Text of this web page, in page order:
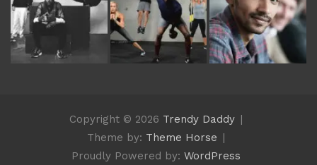
Copyright © 2026 Trendy Daddy
Theme by: Theme Horse
Proudly Powered by: WordPress